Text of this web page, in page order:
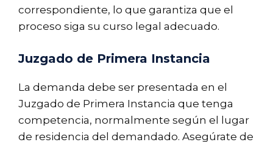
correspondiente, lo que garantiza que el
proceso siga su curso legal adecuado.
Juzgado de Primera Instancia
La demanda debe ser presentada en el
Juzgado de Primera Instancia que tenga
competencia, normalmente según el lugar
de residencia del demandado. Asegúrate de